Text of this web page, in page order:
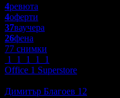
4ревюта
4оферти
37ваучера
26фена
77 снимки
1
1 1 1
1
Office 1 Superstore
Димитър Благоев 12